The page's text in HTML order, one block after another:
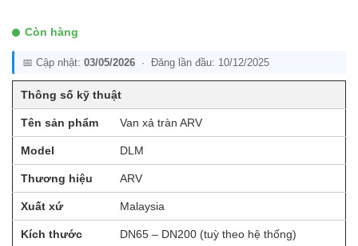
Còn hàng
📅 Cập nhật: 03/05/2026 · Đăng lần đầu: 10/12/2025
Thông số kỹ thuật
Tên sản phẩm Van xả tràn ARV
Model DLM
Thương hiệu ARV
Xuất xứ Malaysia
Kích thước DN65 – DN200 (tuỳ theo hệ thống)